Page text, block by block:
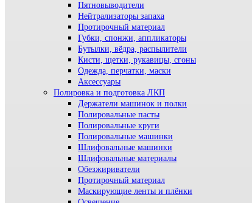
Пятновыводители
Нейтрализаторы запаха
Протирочный материал
Губки, спонжи, аппликаторы
Бутылки, вёдра, распылители
Кисти, щетки, рукавицы, сгоны
Одежда, перчатки, маски
Аксессуары
Полировка и подготовка ЛКП
Держатели машинок и полки
Полировальные пасты
Полировальные круги
Полировальные машинки
Шлифовальные машинки
Шлифовальные материалы
Обезжириватели
Протирочный материал
Маскирующие ленты и плёнки